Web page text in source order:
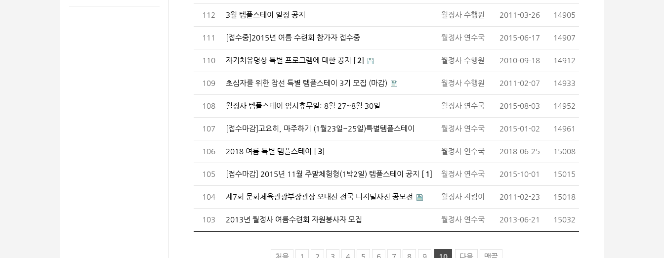
112 3월 템플스테이 일정 공지 월정사 수행원 2011-03-26 14905
111 [접수중]2015년 여름 수련회 참가자 접수중 월정사 연수국 2015-06-17 14907
110 자기치유명상 특별 프로그램에 대한 공지 [ 2 월정사 수행원 2010-09-18 14912
109 초심자를 위한 참선 특별 템플스테이 3기 모집 (마감) 월정사 수행원 2011-02-07 14933
108 월정사 템플스테이 임시휴무일: 8월 27~8월 30일 월정사 연수국 2015-08-03 14952
107 [접수마감]고요히, 마주하기 (1월23일~25일)특별템플스테이 월정사 연수국 2015-01-02 14961
106 2018 여름 특별 템플스테이 [ 3 월정사 연수국 2018-06-25 15008
105 [접수마감] 2015년 11월 주말체험형(1박2일) 템플스테이 공지 [ 1 월정사 연수국 2015-10-01 15015
104 제7회 문화체육관광부장관상 오대산 전국 디지털사진 공모전 월정사 지킴이 2011-02-23 15018
103 2013년 월정사 여름수련회 자원봉사자 모집 월정사 연수국 2013-06-21 15032